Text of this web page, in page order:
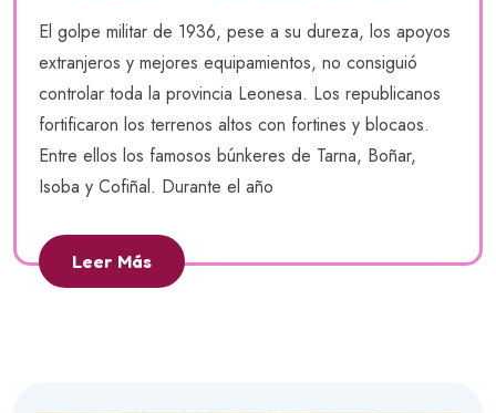
El golpe militar de 1936, pese a su dureza, los apoyos
extranjeros y mejores equipamientos, no consiguió
controlar toda la provincia Leonesa. Los republicanos
fortificaron los terrenos altos con fortines y blocaos.
Entre ellos los famosos búnkeres de Tarna, Boñar,
Isoba y Cofiñal. Durante el año
Leer Más